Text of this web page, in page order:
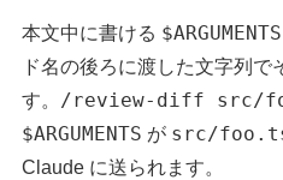
本文中に書ける $ARGUMENTS
ド名の後ろに渡した文字列で
す。 /review-diff src/
$ARGUMENTS が src/
Claude に送られます。